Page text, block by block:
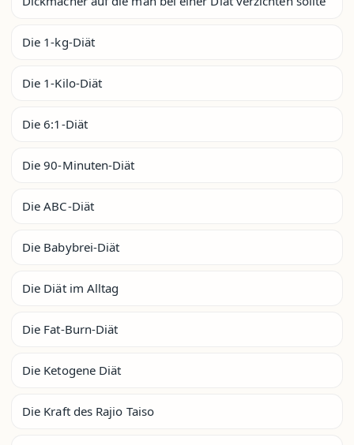
Die 1-kg-Diät
Die 1-Kilo-Diät
Die 6:1-Diät
Die 90-Minuten-Diät
Die ABC-Diät
Die Babybrei-Diät
Die Diät im Alltag
Die Fat-Burn-Diät
Die Ketogene Diät
Die Kraft des Rajio Taiso